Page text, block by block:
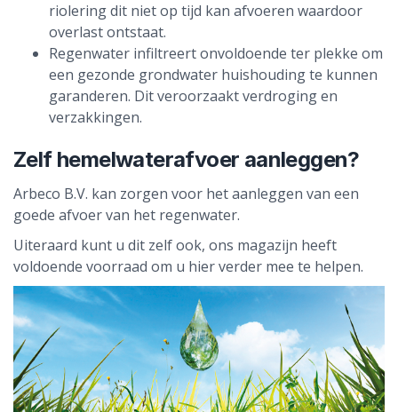
riolering dit niet op tijd kan afvoeren waardoor
overlast ontstaat.
Regenwater infiltreert onvoldoende ter plekke om
een gezonde grondwater huishouding te kunnen
garanderen. Dit veroorzaakt verdroging en
verzakkingen.
Zelf hemelwaterafvoer aanleggen?
Arbeco B.V. kan zorgen voor het aanleggen van een
goede afvoer van het regenwater.
Uiteraard kunt u dit zelf ook, ons magazijn heeft
voldoende voorraad om u hier verder mee te helpen.